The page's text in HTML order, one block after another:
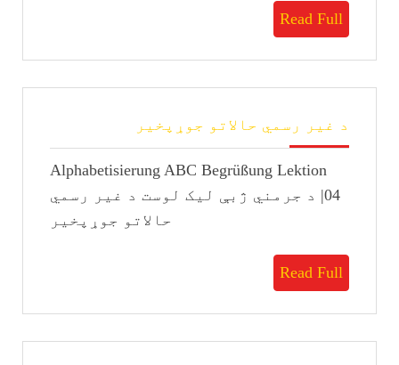
Read Full
Read
Full
د غیر رسمي حالاتو جوړپخیر
حالاتو
جوړپخیر
Alphabetisierung ABC Begrüßung Lektion
04| د جرمني ژبې لیک لوست د غیر رسمي
حالاتو جوړپخیر
Read Full
Read
Full